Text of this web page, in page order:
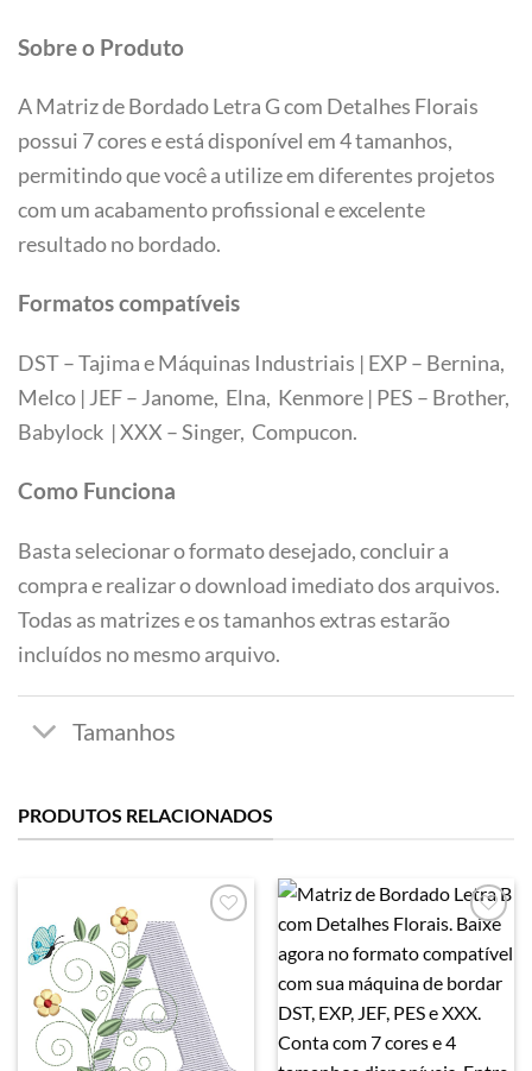
Sobre o Produto
A Matriz de Bordado Letra G com Detalhes Florais
possui 7 cores e está disponível em 4 tamanhos,
permitindo que você a utilize em diferentes projetos
com um acabamento profissional e excelente
resultado no bordado.
Formatos compatíveis
DST – Tajima e Máquinas Industriais | EXP – Bernina,
Melco | JEF – Janome, Elna, Kenmore | PES – Brother,
Babylock | XXX – Singer, Compucon.
Como Funciona
Basta selecionar o formato desejado, concluir a
compra e realizar o download imediato dos arquivos.
Todas as matrizes e os tamanhos extras estarão
incluídos no mesmo arquivo.
Tamanhos
PRODUTOS RELACIONADOS